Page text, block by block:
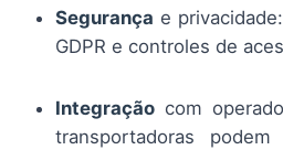
Segurança e
GDPR e controles de
Integração com
transportadoras